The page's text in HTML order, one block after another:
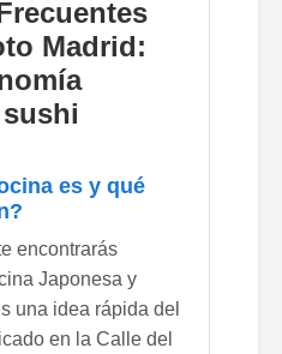
Madrid:
es y qué
encontrarás
Japonesa y
una idea rápida del
en la Calle del